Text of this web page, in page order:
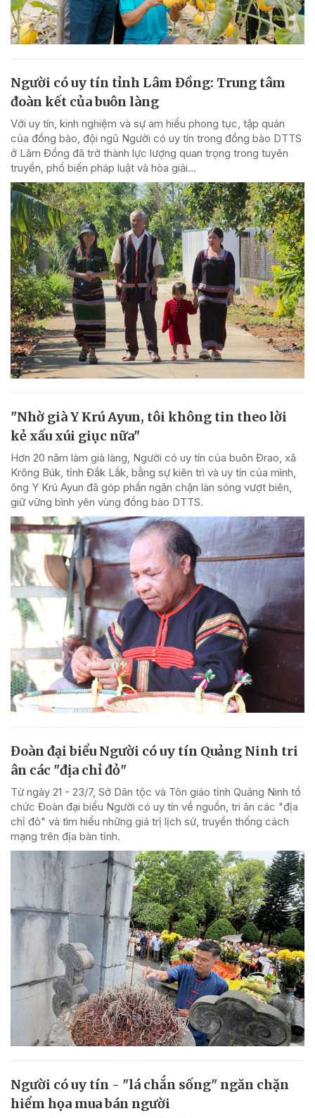
Người có uy tín tỉnh Lâm Đồng: Trung tâm
đoàn kết của buôn làng
Với uy tín, kinh nghiệm và sự am hiểu phong tục, tập quán
của đồng bào, đội ngũ Người có uy tín trong đồng bào DTTS
ở Lâm Đồng đã trở thành lực lượng quan trọng trong tuyên
truyền, phổ biến pháp luật và hòa giải...
"Nhờ già Y Krú Ayun, tôi không tin theo lời
kẻ xấu xúi giục nữa"
Hơn 20 năm làm già làng, Người có uy tín của buôn Đrao, xã
Krông Búk, tỉnh Đắk Lắk, bằng sự kiên trì và uy tín của mình,
ông Y Krú Ayun đã góp phần ngăn chặn làn sóng vượt biên,
giữ vững bình yên vùng đồng bào DTTS.
Đoàn đại biểu Người có uy tín Quảng Ninh tri
ân các "địa chỉ đỏ"
Từ ngày 21 - 23/7, Sở Dân tộc và Tôn giáo tỉnh Quảng Ninh tổ
chức Đoàn đại biểu Người có uy tín về nguồn, tri ân các "địa
chỉ đỏ" và tìm hiểu những giá trị lịch sử, truyền thống cách
mạng trên địa bàn tỉnh.
Người có uy tín - "lá chắn sống" ngăn chặn
hiểm họa mua bán người